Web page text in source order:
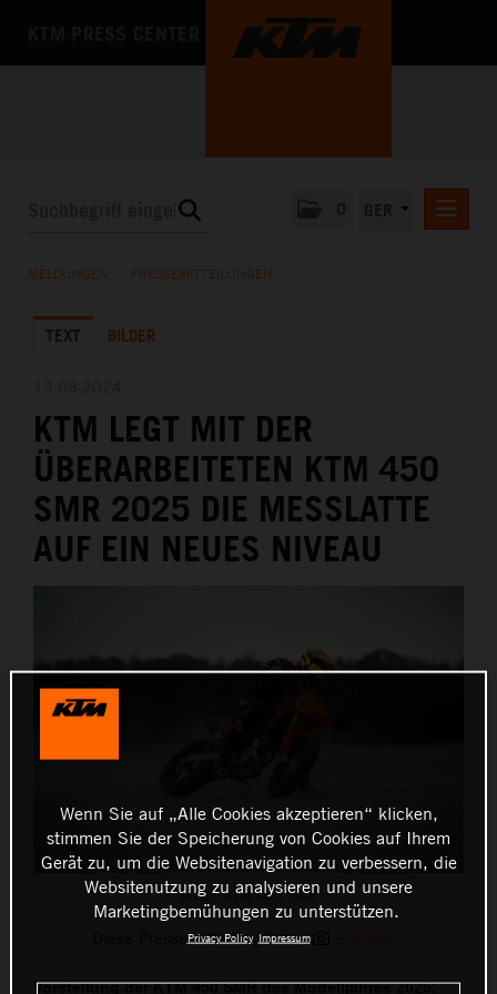
MEDIA
MELDUNGEN PRESSEMITTEILUNGEN
TEXT BILDER
KTM LEGT MIT DER
ÜBERARBEITETEN KTM 450
SMR 2025 DIE MESSLATTE
AUF EIN NEUES NIVEAU
MY25 KTM 450 SMR
Diese Pressemitteilung hat:
Vorstellung der KTM 450 SMR des Modelljahres 2025:
Wenn Sie auf „Alle Cookies akzeptieren“ klicken,
stimmen Sie der Speicherung von Cookies auf Ihrem
Gerät zu, um die Websitenavigation zu verbessern, die
Websitenutzung zu analysieren und unsere
Marketingbemühungen zu unterstützen.
Privacy Policy Impressum